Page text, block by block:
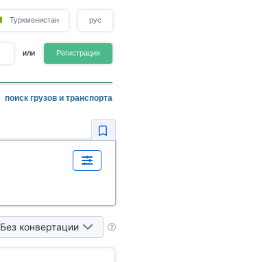
Туркменистан рус
или Регистрация
поиск грузов и транспорта
Без конвертации